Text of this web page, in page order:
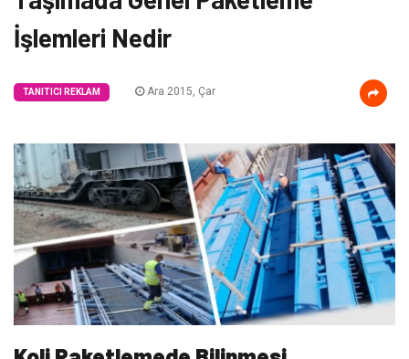
İşlemleri Nedir
TANITICI REKLAM Ara 2015, Çar